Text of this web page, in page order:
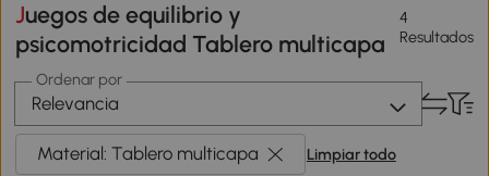
Juegos de equilibrio y
psicomotricidad Tablero multicapa
4
Resultados
Ordenar por
Relevancia
Material: Tablero multicapa Limpiar todo